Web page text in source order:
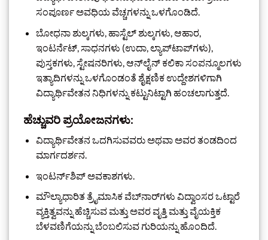
ಸಂಪೂರ್ಣ ಅವಧಿಯ ವೆಚ್ಚಗಳನ್ನು ಒಳಗೊಂಡಿದೆ.
ಬೋಧನಾ ಶುಲ್ಕಗಳು, ಹಾಸ್ಟೆಲ್ ಶುಲ್ಕಗಳು, ಆಹಾರ,
ಇಂಟರ್ನೆಟ್, ಸಾಧನಗಳು (ಉದಾ, ಲ್ಯಾಪ್‌ಟಾಪ್‌ಗಳು),
ಪುಸ್ತಕಗಳು, ಸ್ಟೇಷನರಿಗಳು, ಆನ್‌ಲೈನ್ ಕಲಿಕಾ ಸಂಪನ್ಮೂಲಗಳು
ಇತ್ಯಾದಿಗಳನ್ನು ಒಳಗೊಂಡಂತೆ ಶೈಕ್ಷಣಿಕ ಉದ್ದೇಶಗಳಿಗಾಗಿ
ವಿದ್ಯಾರ್ಥಿವೇತನ ನಿಧಿಗಳನ್ನು ಕಟ್ಟುನಿಟ್ಟಾಗಿ ಹಂಚಲಾಗುತ್ತದೆ.
ಹೆಚ್ಚುವರಿ ಪ್ರಯೋಜನಗಳು:
ವಿದ್ಯಾರ್ಥಿವೇತನ ಒದಗಿಸುವವರು ಅಥವಾ ಅವರ ತಂಡದಿಂದ
ಮಾರ್ಗದರ್ಶನ.
ಇಂಟರ್ನ್‌ಶಿಪ್ ಅವಕಾಶಗಳು.
ಮೌಲ್ಯಾಧಾರಿತ ತ್ರೈಮಾಸಿಕ ವೆಬ್‌ನಾರ್‌ಗಳು ವಿದ್ವಾಂಸರ ಒಟ್ಟಾರೆ
ವ್ಯಕ್ತಿತ್ವವನ್ನು ಹೆಚ್ಚಿಸುವ ಮತ್ತು ಅವರ ವೃತ್ತಿ ಮತ್ತು ವೈಯಕ್ತಿಕ
ಬೆಳವಣಿಗೆಯನ್ನು ಬೆಂಬಲಿಸುವ ಗುರಿಯನ್ನು ಹೊಂದಿದೆ.